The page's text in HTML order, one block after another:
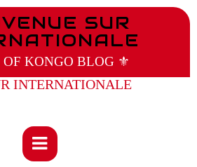
SUR
KONGO BLOG ⚜️